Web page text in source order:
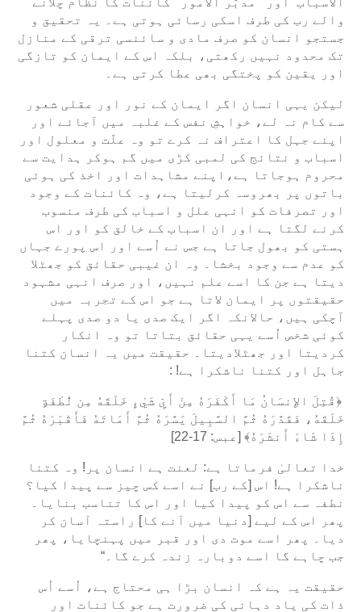
والے رب کی طرف اسکی رسائی ہوتی ہے۔ یہ تحقیق و
جستجو انسان کو صرف مادی و سائنسی ترقی کے منازل
تک محدود نہیں رکھتی، بلکہ اس کے ایمان کو تازگی
اور یقین کو پختگی بھی عطا کرتی ہے۔
ليکن یہی انسان اگر ایمان کے نور اور عقلی شعور
سے کام نہ لے، خواہشِ نفس کے غلبہ میں آجائے اور
اپنے جہل کا اعتراف نہ کرے تو وہ علّت و معلول اور
اسباب و نتائج کی لمبی کڑی میں گم ہوکر ہدایت سے
محروم ہوجاتا ہے،اپنے مشاہدات اور اخذ کی ہوئی
باتوں پر بھروسہ کرلیتا ہے، وہ کائنات کے وجود
اور تصرفات کو انہی علل و اسباب کی طرف منسوب
کرنے لگتا ہے اور ان اسباب کے خالق کو اور اس
ہستی کو بھول جاتا ہے جس نے اُسے اور اس پورے جہاں
کو عدم سے وجود بخشا۔ وہ ان غیبی حقائق کو جھٹلا
دیتا ہے جن کا اسے علم نہیں، اور صرف انہی مشہود
حقیقتوں پر ایمان لاتا ہے جو اس کے تجربہ میں
آچکی ہیں، حالانکہ اگر ایک صدی یا دو صدی پہلے
کوئی شخص اُسے یہی حقائق بتاتا تو وہ انکار
کردیتا اور جھٹلادیتا۔ حقیقت میں یہ انسان کتنا
جاہل اور کتنا ناشکرا ہے! :
﴿قُتِلَ الإِنسَانُ مَا أَكْفَرَهُ مِنْ أَيِّ شَيْءٍ خَلَقَهُ مِن نُّطْفَةٍ
خَلَقَهُ، فَقَدَّرَهُ ثُمَّ السَّبِيلَ يَسَّرَهُ ثُمَّ أَمَاتَهُ فَأَقْبَرَهُ ثُمَّ
إِذَا شَاءَ أَنشَرَهُ﴾ [عبس: 17-22]
خدا تعالیٰ فرماتا ہے: لعنت ہے انسان پر! وہ کتنا
ناشکرا ہے! اس [کے رب] نے اسے کس چیز سے پیدا کیا؟
نطفہ سے اس کو پیدا کیا اور اس کا تناسب بنایا۔
پھر اس کے لیے [دنیا میں آنے کا] راستہ آسان کر
دیا۔ پھر اسے موت دی اور قبر میں پہنچایا، پھر
جب چاہے گا اسے دوبارہ زندہ کرے گا۔“
حقیقت یہ ہے کہ انسان بڑا ہی محتاج ہے، اُسے اُس
ذات کی یاد دہانی کی ضرورت ہے جو کائنات اور